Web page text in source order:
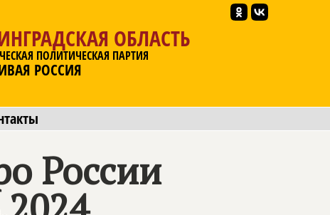
ОБЛАСТЬ
ПОЛИТИЧЕСКАЯ ПАРТИЯ
РОССИЯ
России